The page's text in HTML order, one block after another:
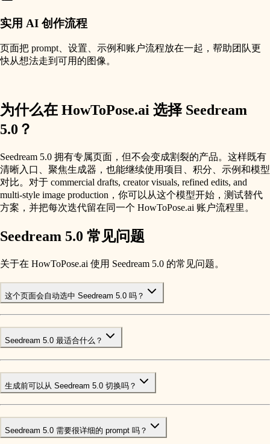
实用 AI 创作流程
页面把 prompt、设置、示例和账户流程放在一起，帮助团队更
快从想法走到可用的图像。
为什么在 HowToPose.ai 选择 Seedream
5.0？
Seedream 5.0 拥有专属页面，但不会变成割裂的产品。这样既有
清晰入口、聚焦生成器，也能继续使用项目、积分、示例和模型
对比。对于 commercial drafts, creator visuals, refined edits, and
multi-style image production，你可以从这个模型开始，测试替代
方案，并把每次迭代留在同一个 HowToPose.ai 账户流程里。
Seedream 5.0 常见问题
关于在 HowToPose.ai 使用 Seedream 5.0 的常见问题。
这个页面会自动选中 Seedream 5.0 吗？
Seedream 5.0 最适合什么？
生成前可以从 Seedream 5.0 切换吗？
Seedream 5.0 需要很详细的 prompt 吗？